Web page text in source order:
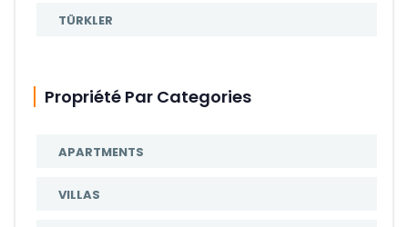
TÜRKLER
Propriété Par Categories
APARTMENTS
VILLAS